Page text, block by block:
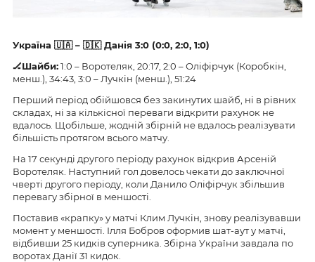
Україна 🇺🇦 – 🇩🇰 Данія 3:0 (0:0, 2:0, 1:0)
🏒Шайби:1:0 – Воротеляк, 20:17, 2:0 – Оліфірчук (Коробкін,
менш.), 34:43, 3:0 – Лучкін (менш.), 51:24
Перший період обійшовся без закинутих шайб, ні в рівних
складах, ні за кількісної переваги відкрити рахунок не
вдалось. Щобільше, жодній збірній не вдалось реалізувати
більшість протягом всього матчу.
На 17 секунді другого періоду рахунок відкрив Арсеній
Воротеляк. Наступний гол довелось чекати до заключної
чверті другого періоду, коли Данило Оліфірчук збільшив
перевагу збірної в меншості.
Поставив «крапку» у матчі Клим Лучкін, знову реалізувавши
момент у меншості. Ілля Бобров оформив шат-аут у матчі,
відбивши 25 кидків суперника. Збірна України завдала по
воротах Данії 31 кидок.